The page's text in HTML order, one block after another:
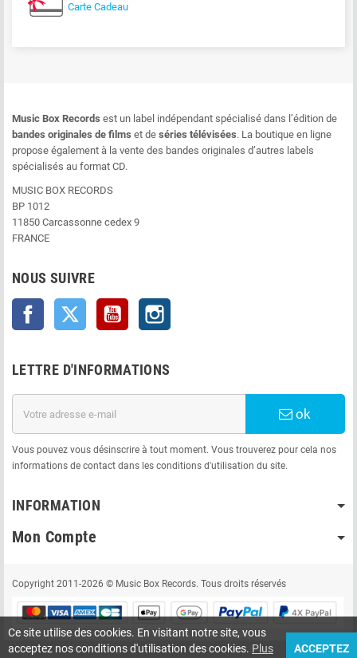
Carte Cadeau
Music Box Records est un label indépendant spécialisé dans l’édition de
bandes originales de films et de séries télévisées. La boutique en ligne
propose également à la vente des bandes originales d’autres labels
spécialisés au format CD.
MUSIC BOX RECORDS
BP 1012
11850 Carcassonne cedex 9
FRANCE
NOUS SUIVRE
Facebook Twitter YouTube
LETTRE D'INFORMATIONS
ok
Vous pouvez vous désinscrire à tout moment. Vous trouverez pour cela nos
informations de contact dans les conditions d'utilisation du site.
INFORMATION
Mon Compte
Copyright 2011-2026 © Music Box Records. Tous droits réservés
Ce site utilise des cookies. En visitant notre site, vous
acceptez nos conditions d'utilisation des cookies. Plus ACCEPTEZ